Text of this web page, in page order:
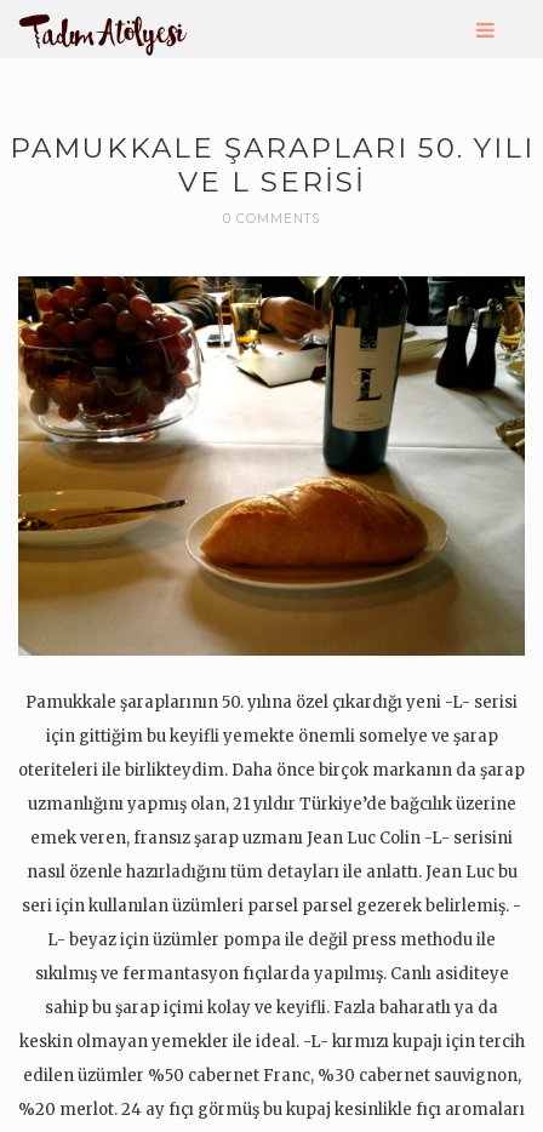
PAMUKKALE ŞARAPLARI 50. YILI
VE L SERISI
0 COMMENTS
Pamukkale şaraplarının 50. yılına özel çıkardığı yeni -L- serisi
için gittiğim bu keyifli yemekte önemli somelye ve şarap
oteriteleri ile birlikteydim. Daha önce birçok markanın da şarap
uzmanlığını yapmış olan, 21 yıldır Türkiye’de bağcılık üzerine
emek veren, fransız şarap uzmanı Jean Luc Colin -L- serisini
nasıl özenle hazırladığını tüm detayları ile anlattı. Jean Luc bu
seri için kullanılan üzümleri parsel parsel gezerek belirlemiş. -
L- beyaz için üzümler pompa ile değil press methodu ile
sıkılmış ve fermantasyon fıçılarda yapılmış. Canlı asiditeye
sahip bu şarap içimi kolay ve keyifli. Fazla baharatlı ya da
keskin olmayan yemekler ile ideal. -L- kırmızı kupajı için tercih
edilen üzümler %50 cabernet Franc, %30 cabernet sauvignon,
%20 merlot. 24 ay fıçı görmüş bu kupaj kesinlikle fıçı aromaları